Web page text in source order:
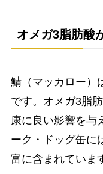
オメガ3脂肪酸
鯖（マッカロー）
です。オメガ3脂
康に良い影響を与
ーク・ドッグ缶に
富に含まれていま